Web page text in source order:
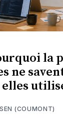
la
ne
elles
(COUMONT)